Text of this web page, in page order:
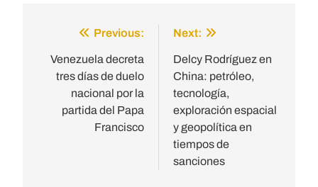
navigation
Previous:
Venezuela decreta
tres días de duelo
nacional por la
partida del Papa
Francisco
Next:
Delcy Rodríguez en
China: petróleo,
tecnología,
exploración espacial
y geopolítica en
tiempos de
sanciones